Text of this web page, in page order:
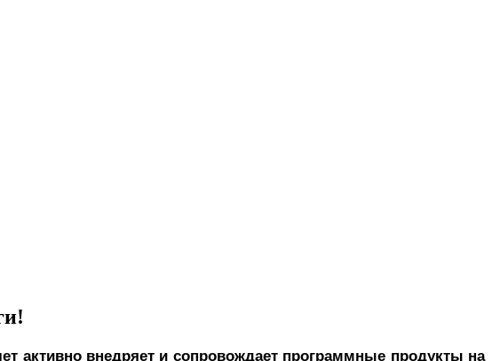
внедряет и сопровождает программные продукты на